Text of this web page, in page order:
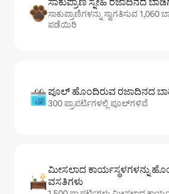
ಸಾಕುಪ್ರಾಣಿಗಳನ್ನು ಸ್ವಾಗತಿಸುವ 1,060
ಪಡೆಯಿರಿ
ಪೂಲ್ ಹೊಂದಿರುವ ರಜಾದಿನದ
300 ಪ್ರಾಪರ್ಟಿಗಳಲ್ಲಿ ಪೂಲ್‌‌‌‌‌‌‌‌‌ಗಳಿವೆ
ಮೀಸಲಾದ ಕಾರ್ಯಸ್ಥಳಗಳನ್ನು
ವಸತಿಗಳು